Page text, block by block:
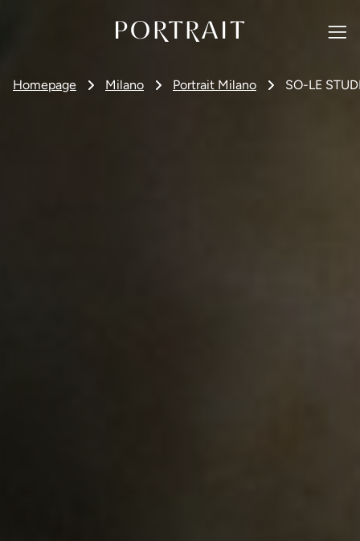
Homepage Milano Portrait Milano SO-LE